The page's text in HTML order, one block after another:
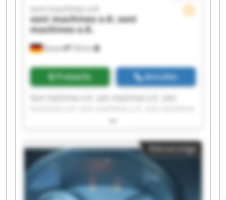
Rostock 756 km
soni machines e.K.
soni machines e.K.soni
machines e.K.
Preisinfo Anrufen
Soni machines e.K. soni machines e.K. soni
e.K. soni machines e.K. soni machines e.K. soni
e.K. soni machines e.K. soni machines e.K. soni
machines e.K. soni machines e.K. soni machines
e.K. soni machines e.K. soni machines e.K. soni
e.K.
Kleinanzeige